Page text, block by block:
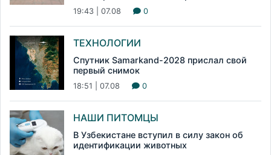
19:43 | 07.08 0
ТЕХНОЛОГИИ
Спутник Samarkand-2028 прислал свой
первый снимок
18:51 | 07.08 0
НАШИ ПИТОМЦЫ
В Узбекистане вступил в силу закон об
идентификации животных